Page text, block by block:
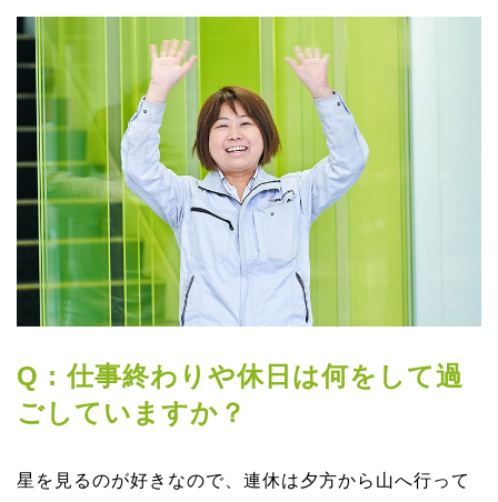
Q : 仕事終わりや休⽇は何をして過
ごしていますか？
星を⾒るのが好きなので、連休は⼣⽅から⼭へ⾏って